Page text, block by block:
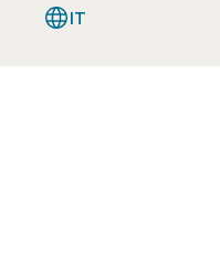
IT